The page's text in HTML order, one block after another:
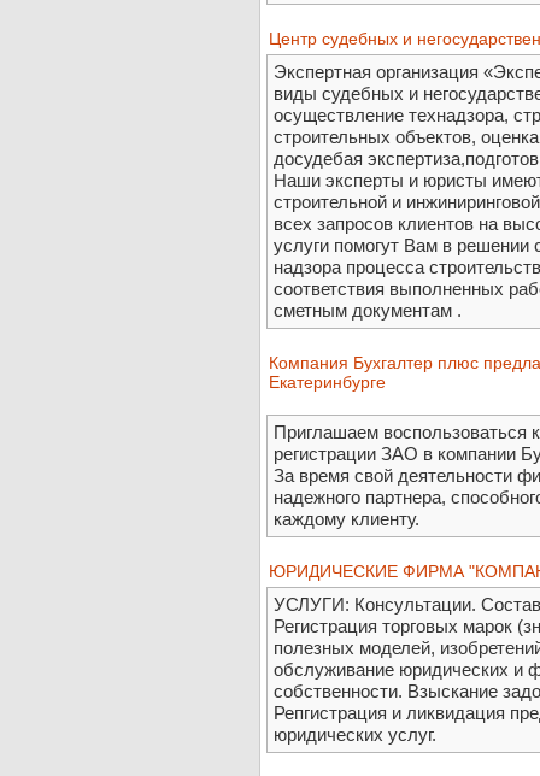
Центр судебных и
Экспертная организация
виды судебных и
осуществление технадзора,
строительных объектов,
досудебая
Наши эксперты и юристы
строительной и
всех запросов клиентов на
услуги помогут Вам в решении
надзора процесса
соответствия выполненных
сметным документам .
Компания Бухгалтер плюс
Екатеринбурге
Приглашаем воспользоваться
регистрации ЗАО в компании
За время свой деятельности
надежного партнера,
каждому клиенту.
ЮРИДИЧЕСКИЕ ФИРМА
УСЛУГИ: Консультации.
Регистрация торговых марок
полезных моделей,
обслуживание юридических и
собственности. Взыскание
Репгистрация и ликвидация
юридических услуг.